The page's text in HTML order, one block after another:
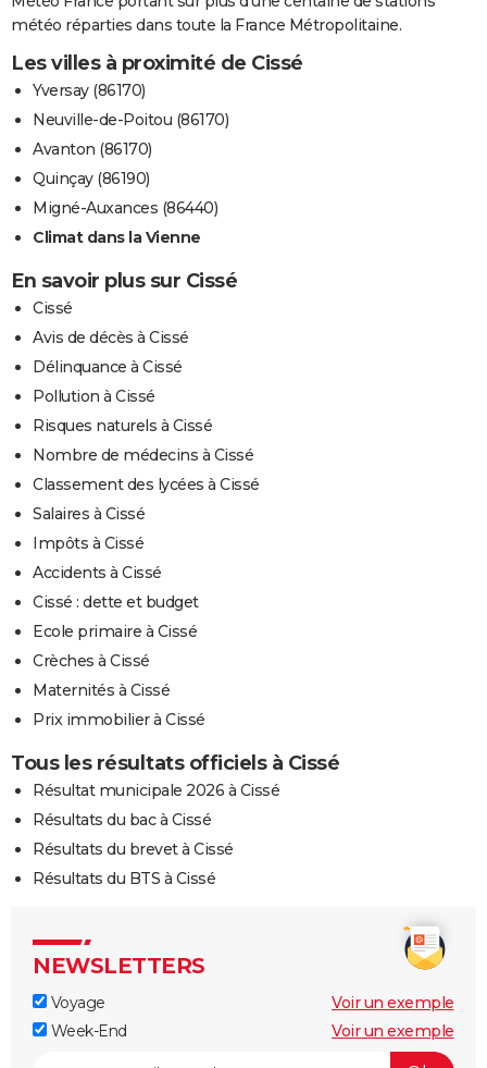
météo réparties dans toute la France Métropolitaine.
Les villes à proximité de Cissé
Yversay (86170)
Neuville-de-Poitou (86170)
Avanton (86170)
Quinçay (86190)
Migné-Auxances (86440)
Climat dans la Vienne
En savoir plus sur Cissé
Cissé
Avis de décès à Cissé
Délinquance à Cissé
Pollution à Cissé
Risques naturels à Cissé
Nombre de médecins à Cissé
Classement des lycées à Cissé
Salaires à Cissé
Impôts à Cissé
Accidents à Cissé
Cissé : dette et budget
Ecole primaire à Cissé
Crèches à Cissé
Maternités à Cissé
Prix immobilier à Cissé
Tous les résultats officiels à Cissé
Résultat municipale 2026 à Cissé
Résultats du bac à Cissé
Résultats du brevet à Cissé
Résultats du BTS à Cissé
NEWSLETTERS
Voyage
Voir un exemple
Week-End
Voir un exemple